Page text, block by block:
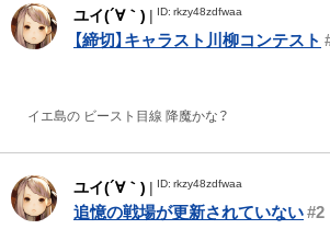
ユイ(´∀｀) | ID: rkzy48zdfwaa
【締切】キャラスト川柳コンテスト
イエ島の ビースト目線 降魔かな？
ユイ(´∀｀) | ID: rkzy48zdfwaa
追憶の戦場が更新されていない#2